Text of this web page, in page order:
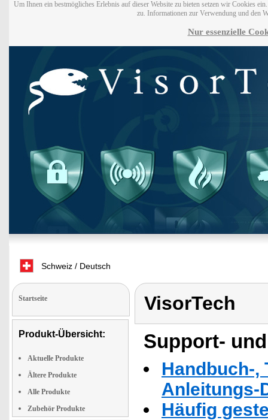
Um Ihnen ein bestmögliches Erlebnis auf dieser Website zu bieten setzen wir Cookies
zu. Informationen zur Verwendung und den
Nur essenzielle
Schweiz / Deutsch
Startseite
Produkt-Übersicht:
Aktuelle Produkte
Ältere Produkte
Alle Produkte
Zubehör Produkte
VisorTech
Support-
Handbuch-,
Anleitungs-
Häufig